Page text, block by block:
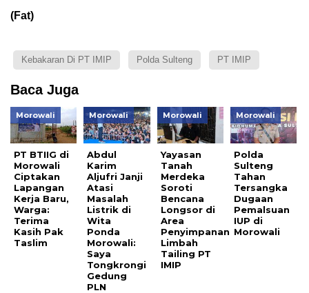
(Fat)
Kebakaran Di PT IMIP Polda Sulteng PT IMIP
Baca Juga
Morowali
PT BTIIG di
Morowali
Ciptakan
Lapangan
Kerja Baru,
Warga:
Terima
Kasih Pak
Taslim
Morowali
Abdul
Karim
Aljufri Janji
Atasi
Masalah
Listrik di
Wita
Ponda
Morowali:
Saya
Tongkrongi
Gedung
PLN
Morowali
Yayasan
Tanah
Merdeka
Soroti
Bencana
Longsor di
Area
Penyimpanan
Limbah
Tailing PT
IMIP
Morowali
Polda
Sulteng
Tahan
Tersangka
Dugaan
Pemalsuan
IUP di
Morowali